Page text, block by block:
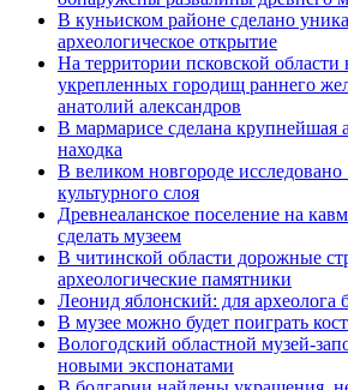
В куньиском районе сделано
археологическое открытие
На территории псковской области
укрепленных городищ раннего
анатолий александров
В мармарисе сделана крупнейшая
находка
В великом новгороде исследовано
культурного слоя
Древнеаланское поселение на
сделать музеем
В читинской области дорожные
археологические памятники
Леонид яблонский: для археолога
В музее можно будет поиграть
Вологодский областной музей-
новыми экспонатами